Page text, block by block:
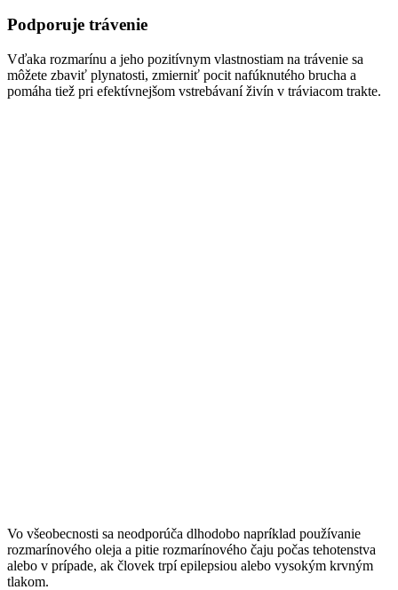
Podporuje trávenie
Vďaka rozmarínu a jeho pozitívnym vlastnostiam na trávenie sa
môžete zbaviť plynatosti, zmierniť pocit nafúknutého brucha a
pomáha tiež pri efektívnejšom vstrebávaní živín v tráviacom trakte.
Vo všeobecnosti sa neodporúča dlhodobo napríklad používanie
rozmarínového oleja a pitie rozmarínového čaju počas tehotenstva
alebo v prípade, ak človek trpí epilepsiou alebo vysokým krvným
tlakom.